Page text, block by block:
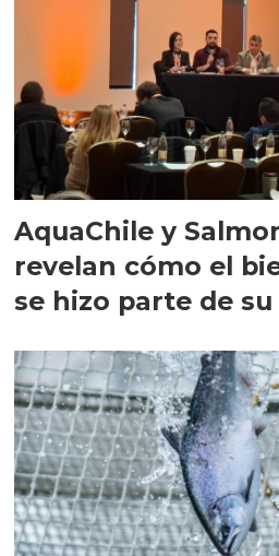
AquaChile y
revelan cómo el
se hizo parte de